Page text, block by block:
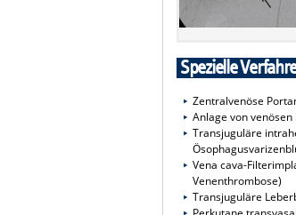
Spezielle
Zentralvenöse
Anlage von
Transjuguläre
Vena cava-
Venenthrombose)
Transjuguläre